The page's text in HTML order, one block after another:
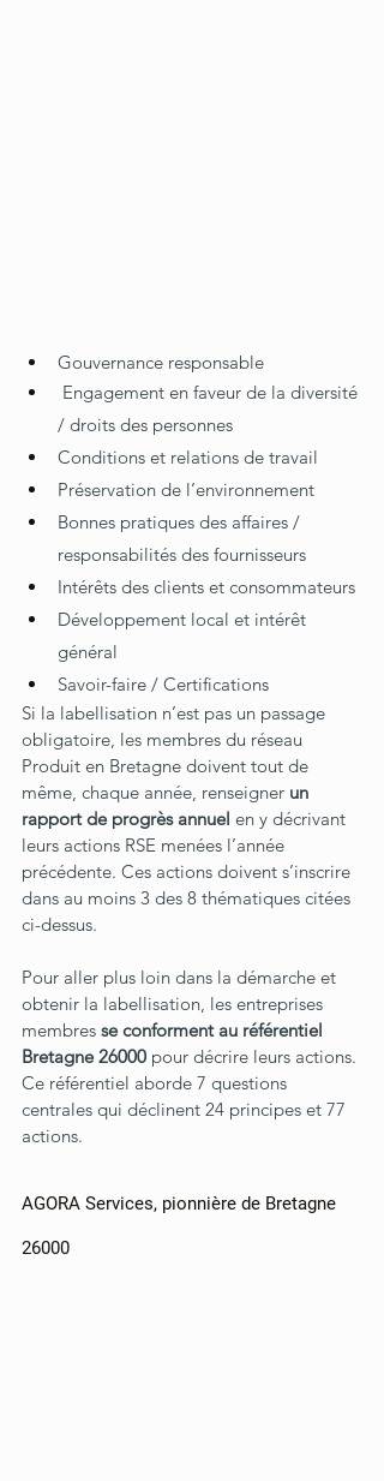
Gouvernance responsable
/ droits des personnes
Conditions et relations de travail
Préservation de l’environnement
Bonnes pratiques des affaires /
responsabilités des fournisseurs
Intérêts des clients et consommateurs
Développement local et intérêt
général
Savoir-faire / Certifications
Si la labellisation n’est pas un passage
obligatoire, les membres du réseau
Produit en Bretagne doivent tout de
même, chaque année, renseigner un
rapport de progrès annuel en y décrivant
leurs actions RSE menées l’année
précédente. Ces actions doivent s’inscrire
dans au moins 3 des 8 thématiques citées
ci-dessus.
Pour aller plus loin dans la démarche et
obtenir la labellisation, les entreprises
membres se conforment au référentiel
Bretagne 26000 pour décrire leurs actions.
Ce référentiel aborde 7 questions
centrales qui déclinent 24 principes et 77
actions.
AGORA Services, pionnière de Bretagne
26000